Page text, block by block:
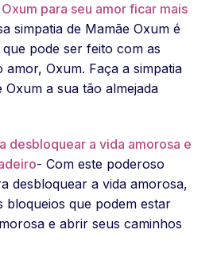
para seu amor ficar mais
simpatia de Mamãe Oxum é
pode ser feito com as
amor, Oxum. Faça a simpatia
a sua tão almejada
desbloquear a vida amorosa e
- Com este poderoso
desbloquear a vida amorosa,
que podem estar
e abrir seus caminhos